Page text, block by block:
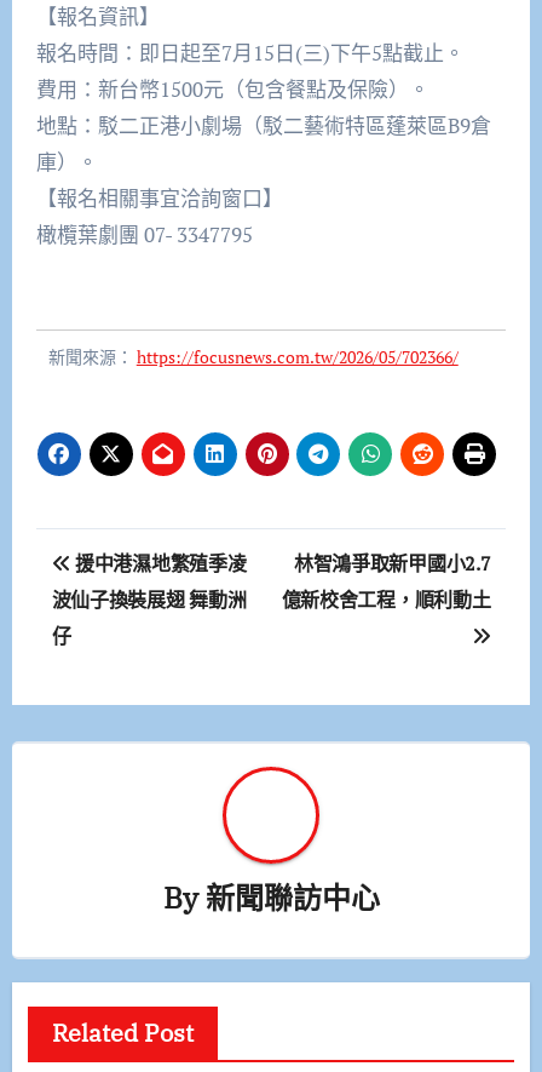
【報名資訊】
報名時間：即日起至7月15日(三)下午5點截止。
費用：新台幣1500元（包含餐點及保險）。
地點：駁二正港小劇場（駁二藝術特區蓬萊區B9倉
庫）。
【報名相關事宜洽詢窗口】
橄欖葉劇團 07- 3347795
新聞來源： https://focusnews.com.tw/2026/05/702366/
文
章
導
覽
援中港濕地繁殖季凌
波仙子換裝展翅 舞動洲
仔
林智鴻爭取新甲國小2.7
億新校舍工程，順利動土
By新聞聯訪中心
Related Post